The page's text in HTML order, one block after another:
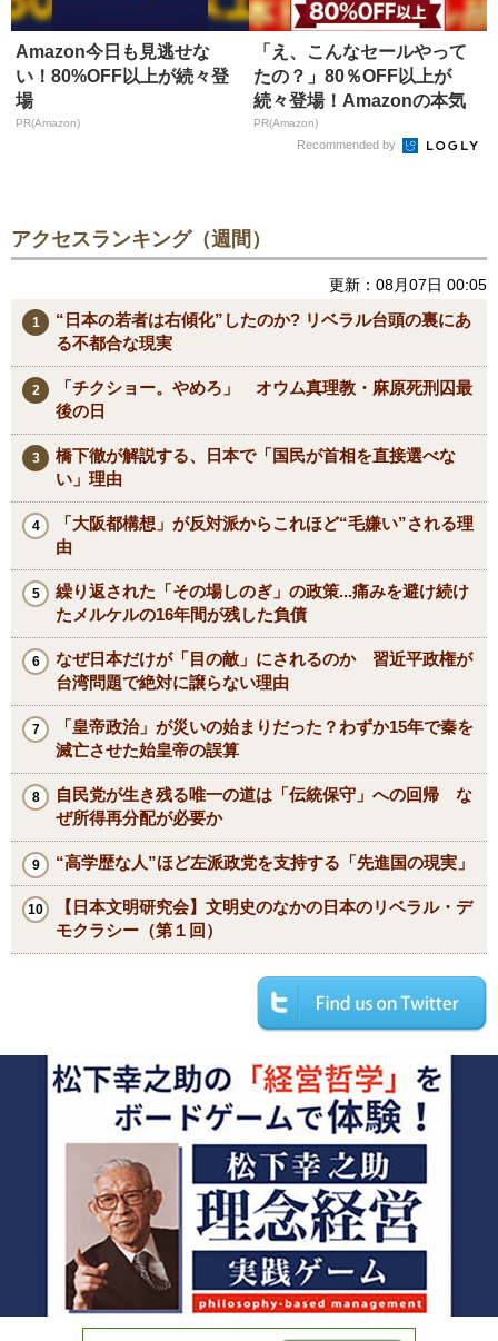
Amazon今日も見逃せな
い！80%OFF以上が続々登
場
PR(Amazon)
「え、こんなセールやって
たの？」80％OFF以上が
続々登場！Amazonの本気
が...
PR(Amazon)
Recommended by
アクセスランキング（週間）
更新：08月07日 00:05
“日本の若者は右傾化”したのか? リベラル台頭の裏にあ
る不都合な現実
「チクショー。やめろ」 オウム真理教・麻原死刑囚最
後の日
橋下徹が解説する、日本で「国民が首相を直接選べな
い」理由
「大阪都構想」が反対派からこれほど“毛嫌い”される理
由
繰り返された「その場しのぎ」の政策...痛みを避け続け
たメルケルの16年間が残した負債
なぜ日本だけが「目の敵」にされるのか 習近平政権が
台湾問題で絶対に譲らない理由
「皇帝政治」が災いの始まりだった？わずか15年で秦を
滅亡させた始皇帝の誤算
自民党が生き残る唯一の道は「伝統保守」への回帰 な
ぜ所得再分配が必要か
“高学歴な人”ほど左派政党を支持する「先進国の現実」
【日本文明研究会】文明史のなかの日本のリベラル・デ
モクラシー（第１回）